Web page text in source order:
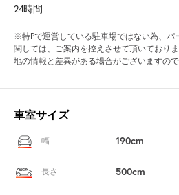
24時間
※特Pで運営している駐車場ではない為、パ
関しては、ご案内を控えさせて頂いており
地の情報と差異がある場合がございますので
車室サイズ
幅 190cm
長さ 500cm